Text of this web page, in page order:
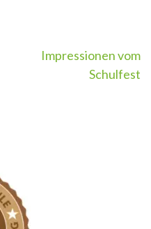
Impressionen vom
Schulfest